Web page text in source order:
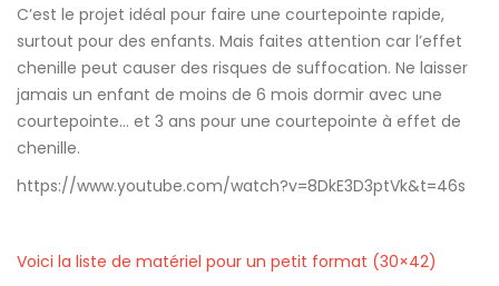
C’est le projet idéal pour faire une courtepointe rapide,
surtout pour des enfants. Mais faites attention car l’effet
chenille peut causer des risques de suffocation. Ne laisser
jamais un enfant de moins de 6 mois dormir avec une
courtepointe… et 3 ans pour une courtepointe à effet de
chenille.
https://www.youtube.com/watch?v=8DkE3D3ptVk&t=46s
Voici la liste de matériel pour un petit format (30×42)